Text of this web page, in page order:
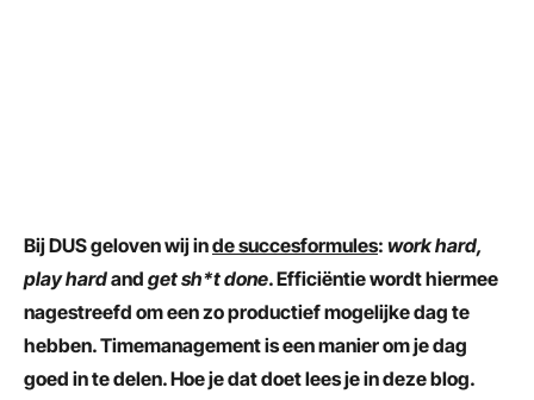
Bij DUS geloven wij inde succesformules:work hard,
play hardandget sh*t done. Efficiëntie wordt hiermee
nagestreefd om een zo productief mogelijke dag te
hebben. Timemanagement is een manier om je dag
goed in te delen. Hoe je dat doet lees je in deze blog.